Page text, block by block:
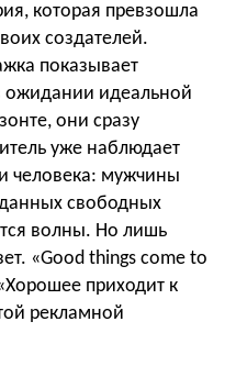
которая превзошла
создателей.
показывает
ожидании идеальной
они сразу
уже наблюдает
человека: мужчины
свободных
волны. Но лишь
«Good things come to
приходит к
рекламной